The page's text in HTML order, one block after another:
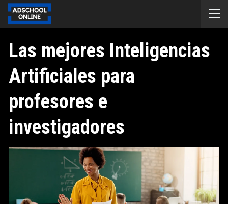
Las mejores Inteligencias
Artificiales para
profesores e
investigadores